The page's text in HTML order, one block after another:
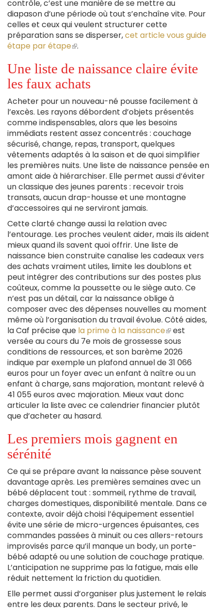
contrôle, c’est une manière de se mettre au
diapason d’une période où tout s’enchaîne vite. Pour
celles et ceux qui veulent structurer cette
préparation sans se disperser,cet article vous guide
étape par étape(le
est
externe)
.
Une liste de naissance claire évite
les faux achats
Acheter pour un nouveau-né pousse facilement à
l’excès. Les rayons débordent d’objets présentés
comme indispensables, alors que les besoins
immédiats restent assez concentrés : couchage
sécurisé, change, repas, transport, quelques
vêtements adaptés à la saison et de quoi simplifier
les premières nuits. Une liste de naissance pensée en
amont aide à hiérarchiser. Elle permet aussi d’éviter
un classique des jeunes parents : recevoir trois
transats, aucun drap-housse et une montagne
d’accessoires qui ne serviront jamais.
Cette clarté change aussi la relation avec
l’entourage. Les proches veulent aider, mais ils aident
mieux quand ils savent quoi offrir. Une liste de
naissance bien construite canalise les cadeaux vers
des achats vraiment utiles, limite les doublons et
peut intégrer des contributions sur des postes plus
coûteux, comme la poussette ou le siège auto. Ce
n’est pas un détail, car la naissance oblige à
composer avec des dépenses nouvelles au moment
même où l’organisation du travail évolue. Côté aides,
la Caf précise que la prime à la naissance(le
lien
est
externe)
est
versée au cours du 7e mois de grossesse sous
conditions de ressources, et son barème 2026
indique par exemple un plafond annuel de 31 066
euros pour un foyer avec un enfant à naître ou un
enfant à charge, sans majoration, montant relevé à
41 055 euros avec majoration. Mieux vaut donc
articuler la liste avec ce calendrier financier plutôt
que d’acheter au hasard.
Les premiers mois gagnent en
sérénité
Ce qui se prépare avant la naissance pèse souvent
davantage après. Les premières semaines avec un
bébé déplacent tout : sommeil, rythme de travail,
charges domestiques, disponibilité mentale. Dans ce
contexte, avoir déjà choisi l’équipement essentiel
évite une série de micro-urgences épuisantes, ces
commandes passées à minuit ou ces allers-retours
improvisés parce qu’il manque un body, un porte-
bébé adapté ou une solution de couchage pratique.
L’anticipation ne supprime pas la fatigue, mais elle
réduit nettement la friction du quotidien.
Elle permet aussi d’organiser plus justement le relais
entre les deux parents. Dans le secteur privé, le